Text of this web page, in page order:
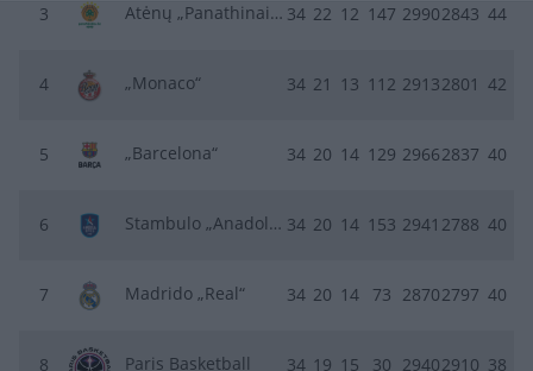
3 Atėnų „Panathinaikos“ 34 22 12 147 29902843 44
4 „Monaco“ 34 21 13 112 29132801 42
5 „Barcelona“ 34 20 14 129 29662837 40
6 Stambulo „Anadolu Efes“ 34 20 14 153 2941 2788 40
7 Madrido „Real“ 34 20 14 73 28702797 40
8 Paris Basketball 34 19 15 30 29402910 38